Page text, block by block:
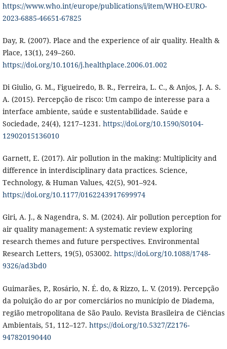
https://www.who.int/europe/publications/i/item/WHO-EURO-
2023-6885-46651-67825
Day, R. (2007). Place and the experience of air quality. Health &
Place, 13(1), 249–260.
https://doi.org/10.1016/j.healthplace.2006.01.002
Di Giulio, G. M., Figueiredo, B. R., Ferreira, L. C., & Anjos, J. A. S.
A. (2015). Percepção de risco: Um campo de interesse para a
interface ambiente, saúde e sustentabilidade. Saúde e
Sociedade, 24(4), 1217–1231. https://doi.org/10.1590/S0104-
12902015136010
Garnett, E. (2017). Air pollution in the making: Multiplicity and
difference in interdisciplinary data practices. Science,
Technology, & Human Values, 42(5), 901–924.
https://doi.org/10.1177/0162243917699974
Giri, A. J., & Nagendra, S. M. (2024). Air pollution perception for
air quality management: A systematic review exploring
research themes and future perspectives. Environmental
Research Letters, 19(5), 053002. https://doi.org/10.1088/1748-
9326/ad3bd0
Guimarães, P., Rosário, N. É. do, & Rizzo, L. V. (2019). Percepção
da poluição do ar por comerciários no município de Diadema,
região metropolitana de São Paulo. Revista Brasileira de Ciências
Ambientais, 51, 112–127. https://doi.org/10.5327/Z2176-
947820190440